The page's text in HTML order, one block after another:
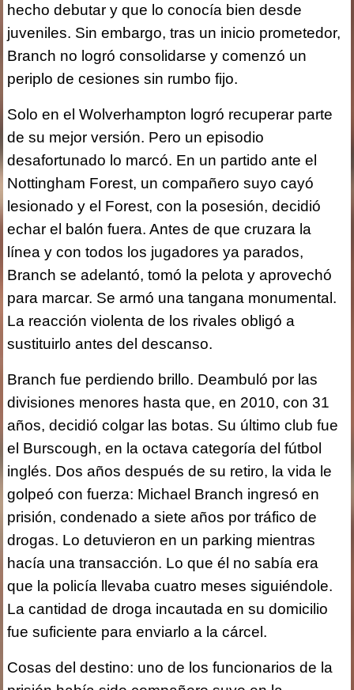
hecho debutar y que lo conocía bien desde
juveniles. Sin embargo, tras un inicio prometedor,
Branch no logró consolidarse y comenzó un
periplo de cesiones sin rumbo fijo.
Solo en el Wolverhampton logró recuperar parte
de su mejor versión. Pero un episodio
desafortunado lo marcó. En un partido ante el
Nottingham Forest, un compañero suyo cayó
lesionado y el Forest, con la posesión, decidió
echar el balón fuera. Antes de que cruzara la
línea y con todos los jugadores ya parados,
Branch se adelantó, tomó la pelota y aprovechó
para marcar. Se armó una tangana monumental.
La reacción violenta de los rivales obligó a
sustituirlo antes del descanso.
Branch fue perdiendo brillo. Deambuló por las
divisiones menores hasta que, en 2010, con 31
años, decidió colgar las botas. Su último club fue
el Burscough, en la octava categoría del fútbol
inglés. Dos años después de su retiro, la vida le
golpeó con fuerza: Michael Branch ingresó en
prisión, condenado a siete años por tráfico de
drogas. Lo detuvieron en un parking mientras
hacía una transacción. Lo que él no sabía era
que la policía llevaba cuatro meses siguiéndole.
La cantidad de droga incautada en su domicilio
fue suficiente para enviarlo a la cárcel.
Cosas del destino: uno de los funcionarios de la